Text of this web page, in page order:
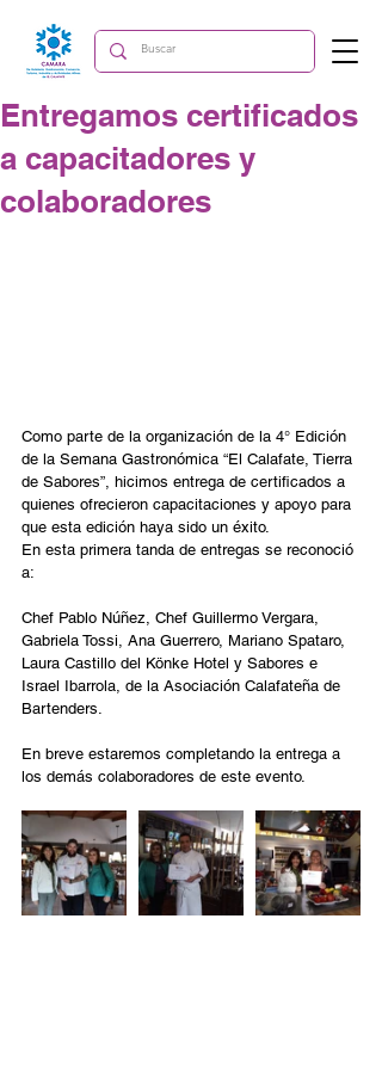
Entregamos certificados
a capacitadores y
colaboradores
Como parte de la organización de la 4° Edición
de la Semana Gastronómica “El Calafate, Tierra
de Sabores”, hicimos entrega de certificados a
quienes ofrecieron capacitaciones y apoyo para
que esta edición haya sido un éxito.
En esta primera tanda de entregas se reconoció
a:
Chef Pablo Núñez, Chef Guillermo Vergara,
Gabriela Tossi, Ana Guerrero, Mariano Spataro,
Laura Castillo del Könke Hotel y Sabores e
Israel Ibarrola, de la Asociación Calafateña de
Bartenders.
En breve estaremos completando la entrega a
los demás colaboradores de este evento.